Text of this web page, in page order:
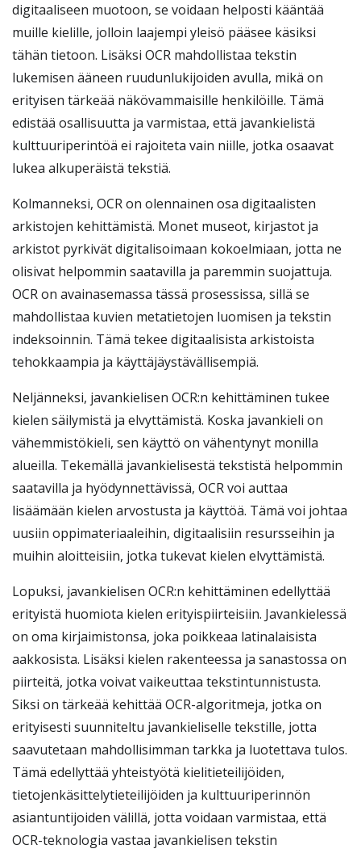
digitaaliseen muotoon, se voidaan helposti kääntää
muille kielille, jolloin laajempi yleisö pääsee käsiksi
tähän tietoon. Lisäksi OCR mahdollistaa tekstin
lukemisen ääneen ruudunlukijoiden avulla, mikä on
erityisen tärkeää näkövammaisille henkilöille. Tämä
edistää osallisuutta ja varmistaa, että javankielistä
kulttuuriperintöä ei rajoiteta vain niille, jotka osaavat
lukea alkuperäistä tekstiä.
Kolmanneksi, OCR on olennainen osa digitaalisten
arkistojen kehittämistä. Monet museot, kirjastot ja
arkistot pyrkivät digitalisoimaan kokoelmiaan, jotta ne
olisivat helpommin saatavilla ja paremmin suojattuja.
OCR on avainasemassa tässä prosessissa, sillä se
mahdollistaa kuvien metatietojen luomisen ja tekstin
indeksoinnin. Tämä tekee digitaalisista arkistoista
tehokkaampia ja käyttäjäystävällisempiä.
Neljänneksi, javankielisen OCR:n kehittäminen tukee
kielen säilymistä ja elvyttämistä. Koska javankieli on
vähemmistökieli, sen käyttö on vähentynyt monilla
alueilla. Tekemällä javankielisestä tekstistä helpommin
saatavilla ja hyödynnettävissä, OCR voi auttaa
lisäämään kielen arvostusta ja käyttöä. Tämä voi johtaa
uusiin oppimateriaaleihin, digitaalisiin resursseihin ja
muihin aloitteisiin, jotka tukevat kielen elvyttämistä.
Lopuksi, javankielisen OCR:n kehittäminen edellyttää
erityistä huomiota kielen erityispiirteisiin. Javankielessä
on oma kirjaimistonsa, joka poikkeaa latinalaisista
aakkosista. Lisäksi kielen rakenteessa ja sanastossa on
piirteitä, jotka voivat vaikeuttaa tekstintunnistusta.
Siksi on tärkeää kehittää OCR-algoritmeja, jotka on
erityisesti suunniteltu javankieliselle tekstille, jotta
saavutetaan mahdollisimman tarkka ja luotettava tulos.
Tämä edellyttää yhteistyötä kielitieteilijöiden,
tietojenkäsittelytieteilijöiden ja kulttuuriperinnön
asiantuntijoiden välillä, jotta voidaan varmistaa, että
OCR-teknologia vastaa javankielisen tekstin